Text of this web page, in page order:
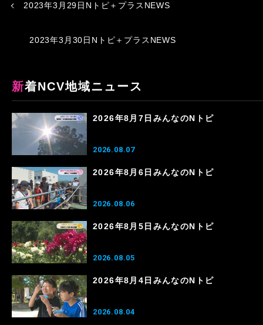
2023年3月29日Nトピ＋プラスNEWS
2023年3月30日Nトピ＋プラスNEWS
新着NCV地域ニュース
2026年8月7日みんなのNトピ
2026.08.07
2026年8月6日みんなのNトピ
2026.08.06
2026年8月5日みんなのNトピ
2026.08.05
2026年8月4日みんなのNトピ
2026.08.04